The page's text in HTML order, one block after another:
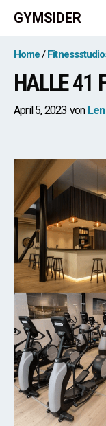
Zum
Inhalt
springen
GYMSIDER
Home
HALLE 41
April 5, 2023 von